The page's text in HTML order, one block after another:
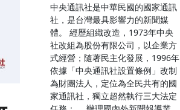
中央通訊社是中華民國的國家通訊
社，是台灣最具影響力的新聞媒
體。 經歷組織改造，1973年中央
社改組為股份有限公司，以企業方
式經營；隨著民主化發展，1996年
依據「中央通訊社設置條例」改制
為財團法人，定位為全民共有的國
家通訊社，獨立超然執行三大法定